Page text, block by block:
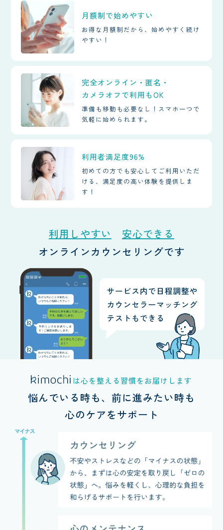
月額制で始めやすい
お得な月額制だから、始めやすく続け
やすい！
完全オンライン・匿名・
カメラオフで利用もOK
準備も移動も必要なし！スマホ一つで
気軽に始められます。
利用者満足度96%
初めての方でも安心してご利用いただ
ける、満足度の高い体験を提供しま
す！
利用しやすい
安心できる
オンラインカウンセリングです
は心を整える習慣をお届けします
悩んでいる時も、 前に進みたい時も
心のケアをサポート